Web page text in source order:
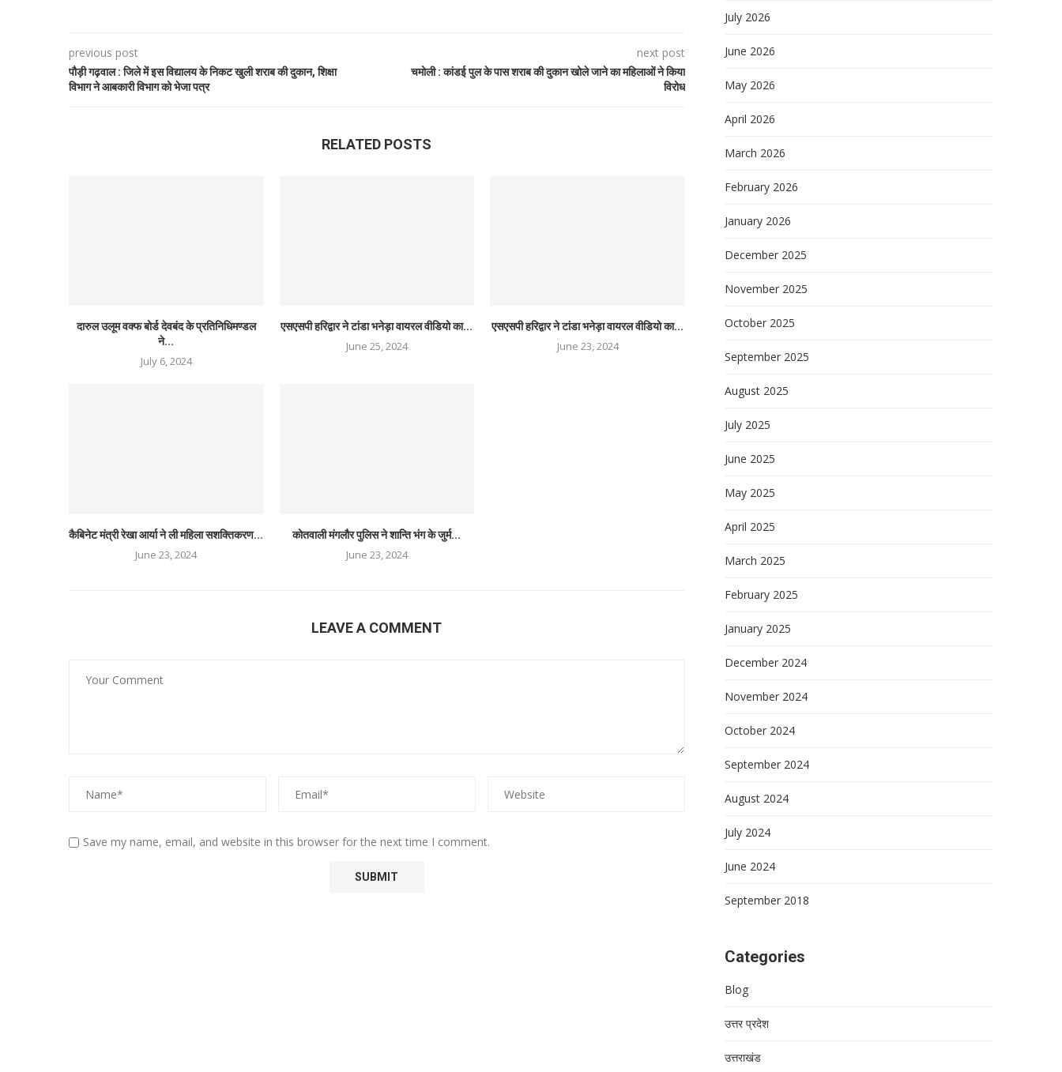
previous post
पौड़ी गढ़वाल : जिले में इस विद्यालय के निकट खुली शराब की दुकान, शिक्षा
विभाग ने आबकारी विभाग को भेजा पत्र
next post
चमोली : कांडई पुल के पास शराब की दुकान खोले जाने का महिलाओं ने किया
विरोध
RELATED POSTS
दारुल उलूम वक्फ बोर्ड देवबंद के प्रतिनिधिमण्डल
ने...
July 6, 2024
एसएसपी हरिद्वार ने टांडा भनेड़ा वायरल वीडियो का...
June 25, 2024
एसएसपी हरिद्वार ने टांडा भनेड़ा वायरल वीडियो का...
June 23, 2024
कैबिनेट मंत्री रेखा आर्या ने ली महिला सशक्तिकरण...
June 23, 2024
कोतवाली मंगलौर पुलिस ने शान्ति भंग के जुर्म...
June 23, 2024
LEAVE A COMMENT
Save my name, email, and website in this browser for the next time I comment.
July 2026
June 2026
May 2026
April 2026
March 2026
February 2026
January 2026
December 2025
November 2025
October 2025
September 2025
August 2025
July 2025
June 2025
May 2025
April 2025
March 2025
February 2025
January 2025
December 2024
November 2024
October 2024
September 2024
August 2024
July 2024
June 2024
September 2018
Categories
Blog
उत्तर प्रदेश
उत्तराखंड